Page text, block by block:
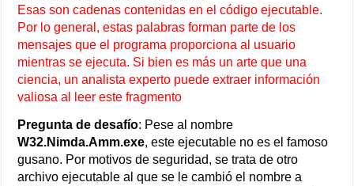
Esas son cadenas contenidas en el código ejecutable.
Por lo general, estas palabras forman parte de los
mensajes que el programa proporciona al usuario
mientras se ejecuta. Si bien es más un arte que una
ciencia, un analista experto puede extraer información
valiosa al leer este fragmento
Pregunta de desafío: Pese al nombre
W32.Nimda.Amm.exe, este ejecutable no es el famoso
gusano. Por motivos de seguridad, se trata de otro
archivo ejecutable al que se le cambió el nombre a